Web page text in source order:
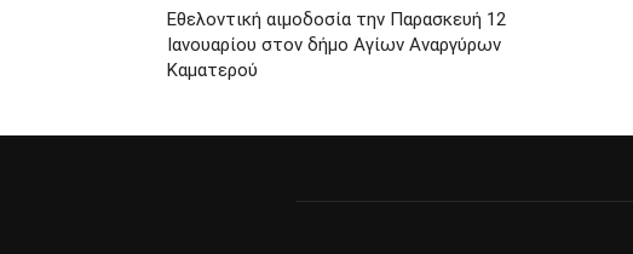
Εθελοντική αιμοδοσία την Παρασκευή 12
Ιανουαρίου στον δήμο Αγίων Αναργύρων
Καματερού